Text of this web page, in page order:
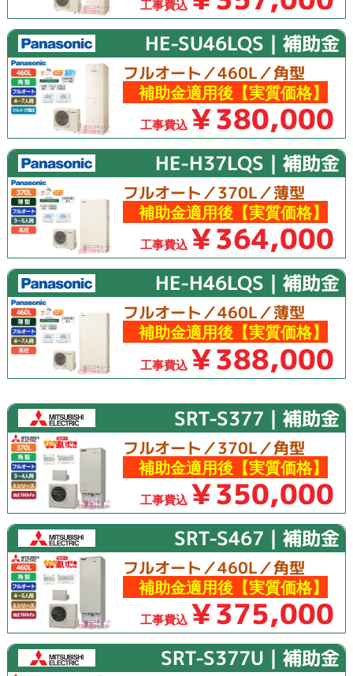
工事費込
HE-SU46LQS｜補助金
フルオート／460L／角型
補助金適用後【実質価格】
工事費込 ￥380,000
HE-H37LQS｜補助金
フルオート／370L／薄型
補助金適用後【実質価格】
工事費込 ￥364,000
HE-H46LQS｜補助金
フルオート／460L／薄型
補助金適用後【実質価格】
工事費込 ￥388,000
SRT-S377｜補助金
フルオート／370L／角型
補助金適用後【実質価格】
工事費込 ￥350,000
SRT-S467｜補助金
フルオート／460L／角型
補助金適用後【実質価格】
工事費込 ￥375,000
SRT-S377U｜補助金